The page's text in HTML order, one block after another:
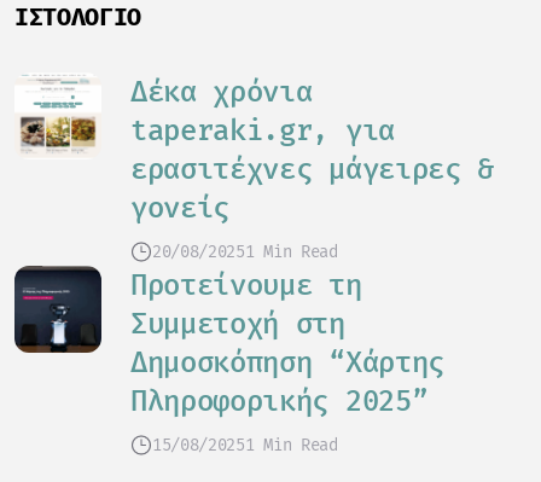
ΙΣΤΟΛΌΓΙΟ
Δέκα χρόνια
taperaki.gr, για
ερασιτέχνες μάγειρες &
γονείς
20/08/20251 Min Read
Προτείνουμε τη
Συμμετοχή στη
Δημοσκόπηση “Χάρτης
Πληροφορικής 2025”
15/08/20251 Min Read